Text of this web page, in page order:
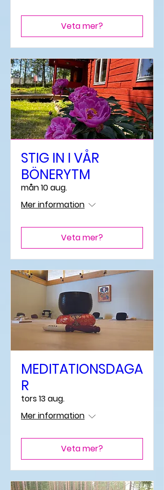
Veta mer?
STIG IN I VÅR
BÖNERYTM
mån 10 aug.
Mer information
Veta mer?
MEDITATIONSDAGA
R
tors 13 aug.
Mer information
Veta mer?